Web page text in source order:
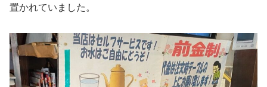
置かれていました。